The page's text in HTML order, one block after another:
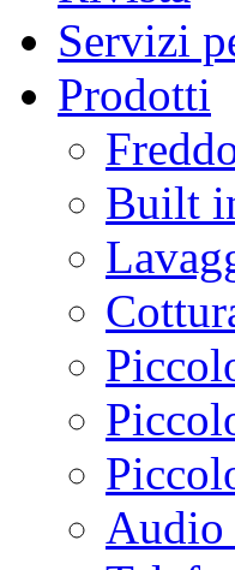
Servizi
Prodotti
Built
Audio